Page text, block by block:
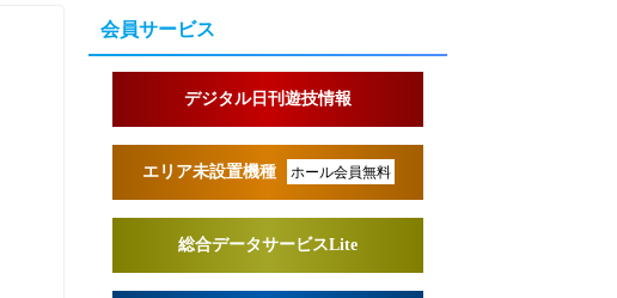
会員サービス
デジタル日刊遊技情報
エリア未設置機種 ホール会員無料
総合データサービスLite